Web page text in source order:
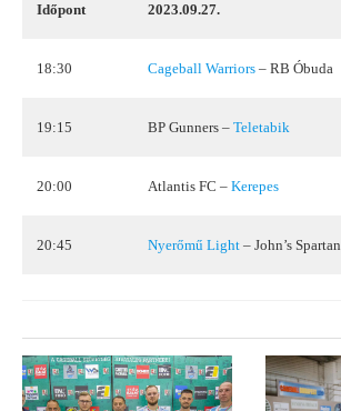
Időpont 2023.09.27.
18:30 Cageball Warriors – RB Óbuda
19:15 BP Gunners – Teletabik
20:00 Atlantis FC – Kerepes
20:45 Nyerőmű Light – John’s Spartan